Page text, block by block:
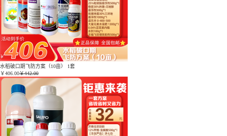
水稻破口期飞防方案（10亩） 1套
￥406.00￥442.00